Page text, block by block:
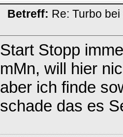
Betreff: Re: Turbo
Start Stopp
mMn, will hier
aber ich finde
schade das es